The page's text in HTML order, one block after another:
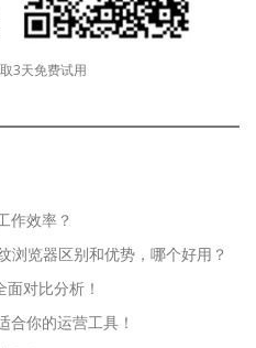
3天免费试用
作效率？
浏览器区别和优势，哪个好用？
对比分析！
合你的运营工具！